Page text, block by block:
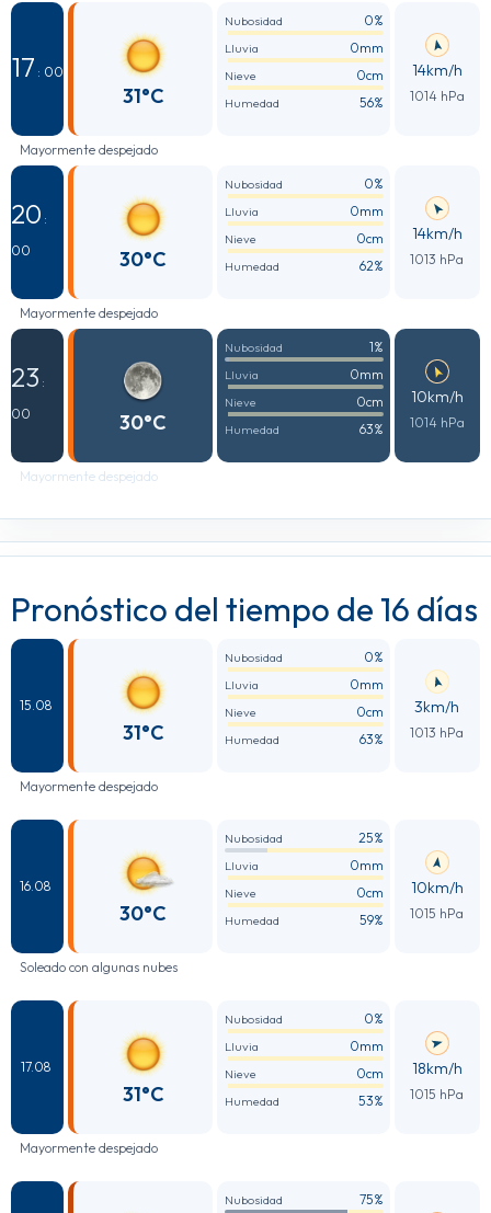
17 : 00
31°C
Nubosidad 0%
Lluvia 0mm
Nieve 0cm
Humedad 56%
14km/h
1014 hPa
Mayormente despejado
20 :
00
30°C
Nubosidad 0%
Lluvia 0mm
Nieve 0cm
Humedad 62%
14km/h
1013 hPa
Mayormente despejado
23 :
00
30°C
Nubosidad 1%
Lluvia 0mm
Nieve 0cm
Humedad 63%
10km/h
1014 hPa
Mayormente despejado
Pronóstico del tiempo de 16 días
15.08
31°C
Nubosidad 0%
Lluvia 0mm
Nieve 0cm
Humedad 63%
3km/h
1013 hPa
Mayormente despejado
16.08
30°C
Nubosidad 25%
Lluvia 0mm
Nieve 0cm
Humedad 59%
10km/h
1015 hPa
Soleado con algunas nubes
17.08
31°C
Nubosidad 0%
Lluvia 0mm
Nieve 0cm
Humedad 53%
18km/h
1015 hPa
Mayormente despejado
Nubosidad 75%